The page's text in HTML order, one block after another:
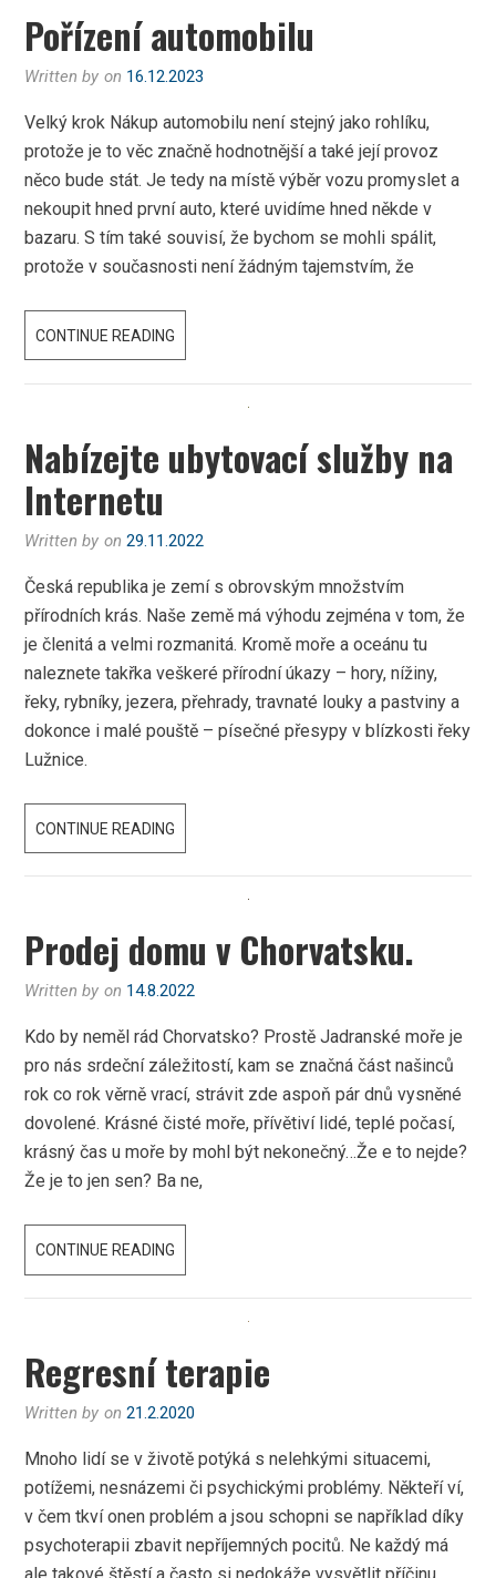
Pořízení automobilu
Written by on 16.12.2023
Velký krok Nákup automobilu není stejný jako rohlíku,
protože je to věc značně hodnotnější a také její provoz
něco bude stát. Je tedy na místě výběr vozu promyslet a
nekoupit hned první auto, které uvidíme hned někde v
bazaru. S tím také souvisí, že bychom se mohli spálit,
protože v současnosti není žádným tajemstvím, že
CONTINUE READING
AUTOMOBILU
Nabízejte ubytovací služby na
Internetu
Written by on29.11.2022
Česká republika je zemí s obrovským množstvím
přírodních krás. Naše země má výhodu zejména v tom, že
je členitá a velmi rozmanitá. Kromě moře a oceánu tu
naleznete takřka veškeré přírodní úkazy – hory, nížiny,
řeky, rybníky, jezera, přehrady, travnaté louky a pastviny a
dokonce i malé pouště – písečné přesypy v blízkosti řeky
Lužnice.
CONTINUE READING
UBYTOVACÍ
INTERNETU
Prodej domu v Chorvatsku.
Written by on 14.8.2022
Kdo by neměl rád Chorvatsko? Prostě Jadranské moře je
pro nás srdeční záležitostí, kam se značná část našinců
rok co rok věrně vrací, strávit zde aspoň pár dnů vysněné
dovolené. Krásné čisté moře, přívětiví lidé, teplé počasí,
krásný čas u moře by mohl být nekonečný…Že e to nejde?
Že je to jen sen? Ba ne,
CONTINUE READING
DOMU
Regresní terapie
Written by on21.2.2020
Mnoho lidí se v životě potýká s nelehkými situacemi,
potížemi, nesnázemi či psychickými problémy. Někteří ví,
v čem tkví onen problém a jsou schopni se například díky
psychoterapii zbavit nepříjemných pocitů. Ne každý má